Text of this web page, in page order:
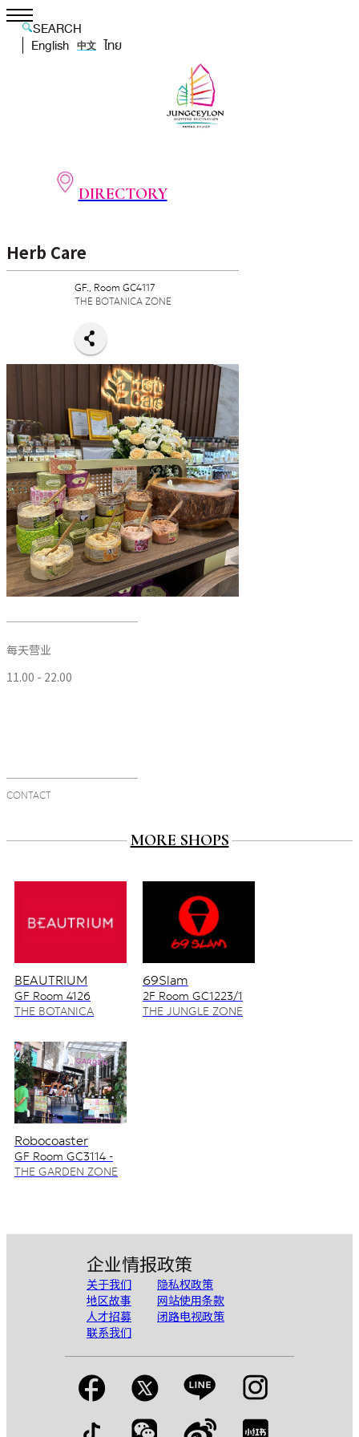
SEARCH
English
中文 ไทย
DIRECTORY
Herb Care
GF., Room GC4117
THE BOTANICA ZONE
每天营业
11.00 - 22.00
CONTACT
MORE SHOPS
BEAUTRIUM
GF Room 4126
4128/2
THE BOTANICA
69Slam
2F Room GC1223/1
THE JUNGLE ZONE
Robocoaster
GF Room GC3114 -
GC3115
THE GARDEN ZONE
企业情报
关于我们
地区故事
人才招募
联系我们
政策
隐私权政策
网站使用条款
闭路电视政策